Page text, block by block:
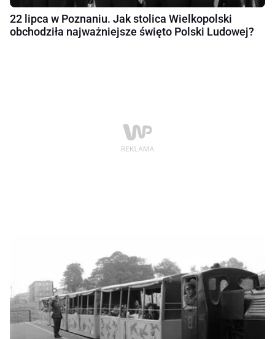
22 lipca w Poznaniu. Jak stolica Wielkopolski
obchodziła najważniejsze święto Polski Ludowej?